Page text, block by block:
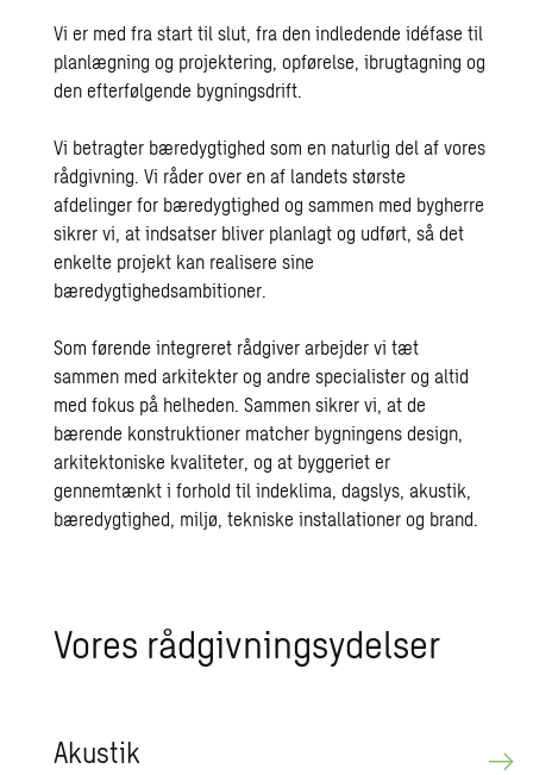
Vi er med fra start til slut, fra den indledende idéfase til
planlægning og projektering, opførelse, ibrugtagning og
den efterfølgende bygningsdrift.
Vi betragter bæredygtighed som en naturlig del af vores
rådgivning. Vi råder over en af landets største
afdelinger for bæredygtighed og sammen med bygherre
sikrer vi, at indsatser bliver planlagt og udført, så det
enkelte projekt kan realisere sine
bæredygtighedsambitioner.
Som førende integreret rådgiver arbejder vi tæt
sammen med arkitekter og andre specialister og altid
med fokus på helheden. Sammen sikrer vi, at de
bærende konstruktioner matcher bygningens design,
arkitektoniske kvaliteter, og at byggeriet er
gennemtænkt i forhold til indeklima, dagslys, akustik,
bæredygtighed, miljø, tekniske installationer og brand.
Vores rå­d­giv­ning­sy­del­ser
Aku­stik